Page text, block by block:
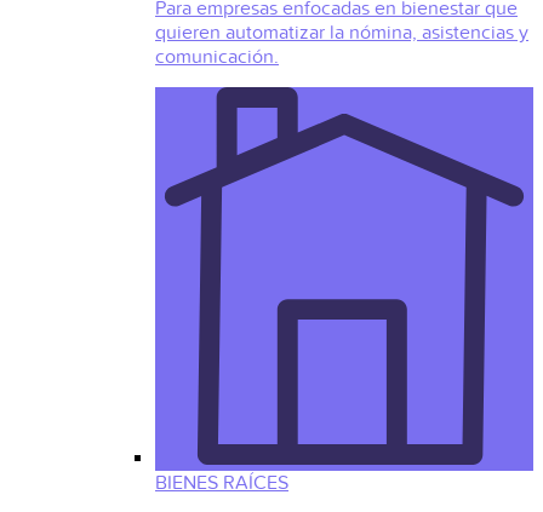
Para empresas enfocadas en bienestar que
quieren automatizar la nómina, asistencias y
comunicación.
BIENES RAÍCES